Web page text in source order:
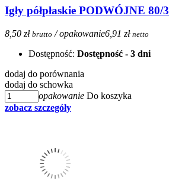
Igły półpłaskie PODWÓJNE 80/3
8,50 zł brutto / opakowanie6,91 zł netto
Dostępność: Dostępność - 3 dni
dodaj do porównania
dodaj do schowka
opakowanie Do koszyka
zobacz szczegóły